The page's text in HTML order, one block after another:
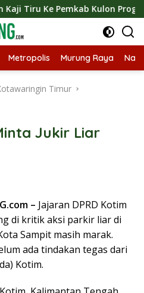
Kulon Progo
Metropolis Murung Raya
Timur
Jukir Liar
– Jajaran DPRD Kotim
di kritik aksi parkir liar di
Sampit masih marak.
ada tindakan tegas dari
Kotim.